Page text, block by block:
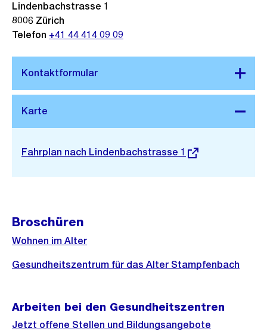
Stadtplan 3D
Externer
Fahrplan nach Lindenbachstrasse 1
Lindenbachstrasse 1
8006 Zürich
Telefon +41 44 414 09 09
Broschüren
Wohnen im Alter
Gesundheitszentrum für das Alter Stampfenbach
Arbeiten bei den Gesundheitszentren
Jetzt offene Stellen und Bildungsangebote